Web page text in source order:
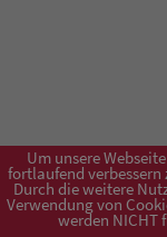
Um unsere
fortlaufend verbessern
Durch die weitere
Verwendung von
werden NICHT
Impressum